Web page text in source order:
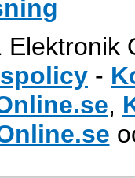
Elektronik
-
,